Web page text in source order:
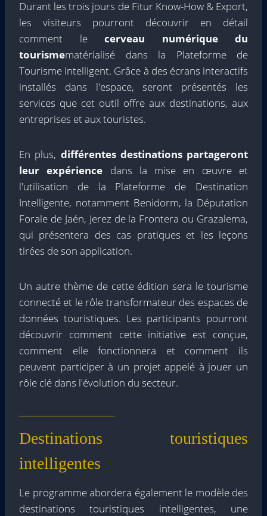
Durant les trois jours de Fitur Know-How & Export,
les visiteurs pourront découvrir en détail
comment le cerveau numérique du
tourismematérialisé dans la Plateforme de
Tourisme Intelligent. Grâce à des écrans interactifs
installés dans l'espace, seront présentés les
services que cet outil offre aux destinations, aux
entreprises et aux touristes.
En plus, différentes destinations partageront
leur expérience dans la mise en œuvre et
l'utilisation de la Plateforme de Destination
Intelligente, notamment Benidorm, la Députation
Forale de Jaén, Jerez de la Frontera ou Grazalema,
qui présentera des cas pratiques et les leçons
tirées de son application.
Un autre thème de cette édition sera le tourisme
connecté et le rôle transformateur des espaces de
données touristiques. Les participants pourront
découvrir comment cette initiative est conçue,
comment elle fonctionnera et comment ils
peuvent participer à un projet appelé à jouer un
rôle clé dans l'évolution du secteur.
Destinations touristiques
intelligentes
Le programme abordera également le modèle des
destinations touristiques intelligentes, une